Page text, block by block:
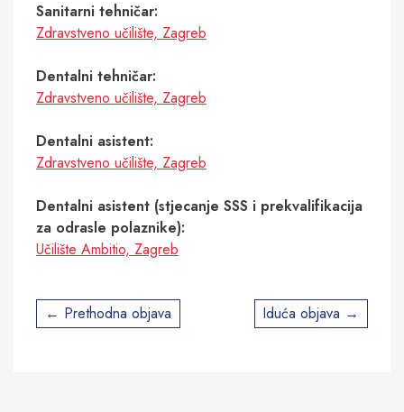
Sanitarni tehničar:
Zdravstveno učilište, Zagreb
Dentalni tehničar:
Zdravstveno učilište, Zagreb
Dentalni asistent:
Zdravstveno učilište, Zagreb
Dentalni asistent (stjecanje SSS i prekvalifikacija
za odrasle polaznike):
Učilište Ambitio, Zagreb
Post
navigation
Prethodna objava Iduća objava